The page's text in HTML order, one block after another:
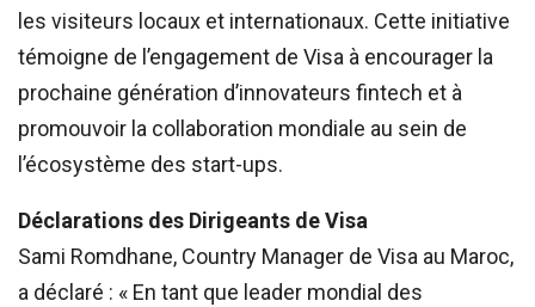
les visiteurs locaux et internationaux. Cette initiative
témoigne de l’engagement de Visa à encourager la
prochaine génération d’innovateurs fintech et à
promouvoir la collaboration mondiale au sein de
l’écosystème des start-ups.
Déclarations des Dirigeants de Visa
Sami Romdhane, Country Manager de Visa au Maroc,
a déclaré : « En tant que leader mondial des